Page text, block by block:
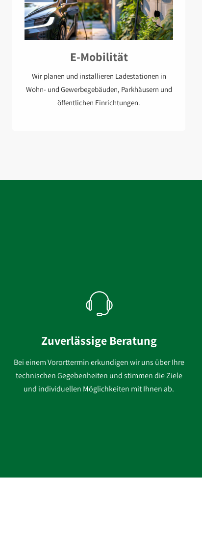
E-Mobilität
Wir planen und installieren Ladestationen in
Wohn- und Gewerbegebäuden, Parkhäusern und
öffentlichen Einrichtungen.
Zuverlässige Beratung
Bei einem Vororttermin erkundigen wir uns über Ihre
technischen Gegebenheiten und stimmen die Ziele
und individuellen Möglichkeiten mit Ihnen ab.